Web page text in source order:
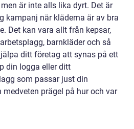
är inte alls lika dyrt. Det är
kampanj när kläderna är av bra
Det kan vara allt från kepsar,
barnkläder och så
ditt företag att synas på ett
din logga eller ditt
som passar just din
medveten prägel på hur och var